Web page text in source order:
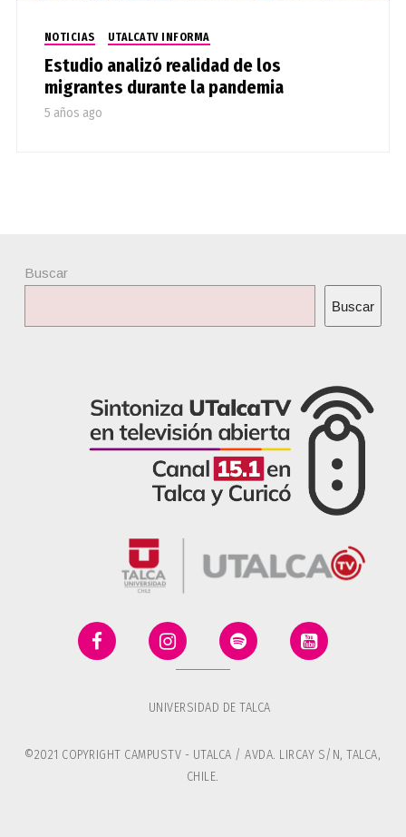
NOTICIAS UTALCATV INFORMA
Estudio analizó realidad de los
migrantes durante la pandemia
5 años ago
Buscar
Buscar
UNIVERSIDAD DE TALCA
©2021 COPYRIGHT CAMPUSTV - UTALCA / AVDA. LIRCAY S/N, TALCA,
CHILE.